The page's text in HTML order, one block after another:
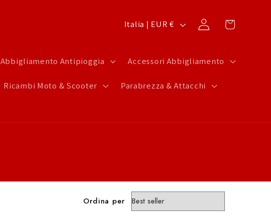
Abbigliamento Antipioggia Accessori Abbigliamento
Ricambi Moto & Scooter Parabrezza & Attacchi
e
e
Italia | EUR € Accedi Carrello
Ordina per